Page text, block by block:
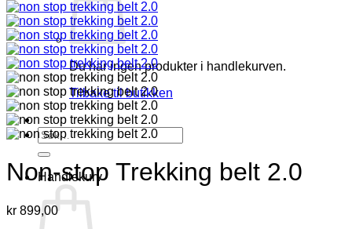
Du har ingen produkter i handlekurven.
Tilbake til butikken
Søk
etter:
Handlekurv
Non-stop Trekking belt 2.0
kr 899,00